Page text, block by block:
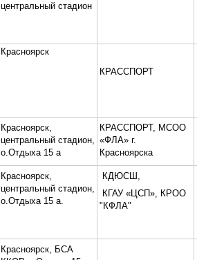
центральный стадион
Красноярск
КРАССПОРТ
Красноярск,
центральный стадион,
о.Отдыха 15 а
КРАССПОРТ, МСОО
«ФЛА» г.
Красноярска
Красноярск,
центральный стадион,
о.Отдыха 15 а.
КДЮСШ,
КГАУ «ЦСП», КРОО
"КФЛА"
Красноярск, БСА